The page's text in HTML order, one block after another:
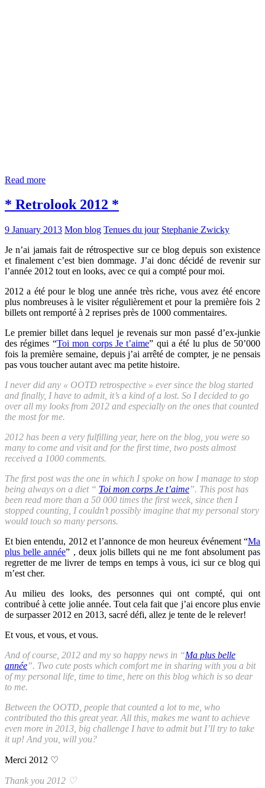
Read more
* Retrolook 2012 *
9 January 2013 Mon blog Tenues du jour Stephanie Zwicky
Je n’ai jamais fait de rétrospective sur ce blog depuis son existence
et finalement c’est bien dommage. J’ai donc décidé de revenir sur
l’année 2012 tout en looks, avec ce qui a compté pour moi.
2012 a été pour le blog une année très riche, vous avez été encore
plus nombreuses à le visiter régulièrement et pour la première fois 2
billets ont remporté à 2 reprises près de 1000 commentaires.
Le premier billet dans lequel je revenais sur mon passé d’ex-junkie
des régimes “Toi mon corps Je t’aime” qui a été lu plus de 50’000
fois la première semaine, depuis j’ai arrêté de compter, je ne pensais
pas vous toucher autant avec ma petite histoire.
I never did any « OOTD retrospective » ever since the blog started
and finally, I have to admit, it’s a kind of a lost. So I decided to go
over all my looks from 2012 and especially on the ones that counted
the most for me.
2012 has been a very fulfilling year, here on the blog, you were so
many to come and visit and for the first time, two posts almost
received a 1000 comments.
The first post was the one in which I spoke on how I manage to stop
being always on a diet “ Toi mon corps Je t’aime”. This post has
been read more than a 50 000 times the first week, since then I
stopped counting, I couldn’t possibly imagine that my personal story
would touch so many persons.
Et bien entendu, 2012 et l’annonce de mon heureux événement “Ma
plus belle année” , deux jolis billets qui ne me font absolument pas
regretter de me livrer de temps en temps à vous, ici sur ce blog qui
m’est cher.
Au milieu des looks, des personnes qui ont compté, qui ont
contribué à cette jolie année. Tout cela fait que j’ai encore plus envie
de surpasser 2012 en 2013, sacré défi, allez je tente de le relever!
Et vous, et vous, et vous.
And of course, 2012 and my so happy news in “Ma plus belle
année”. Two cute posts which comfort me in sharing with you a bit
of my personal life, time to time, here on this blog which is so dear
to me.
Between the OOTD, people that counted a lot to me, who
contributed tho this great year. All this, makes me want to achieve
even more in 2013, big challenge I have to admit but I’ll try to take
it up! And you, will you?
Merci 2012 ♡
Thank you 2012 ♡